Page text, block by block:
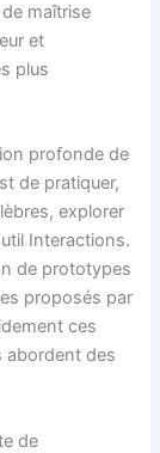
maîtrise
et
plus
profonde de
de pratiquer,
explorer
Interactions.
de prototypes
proposés par
ces
abordent des
de